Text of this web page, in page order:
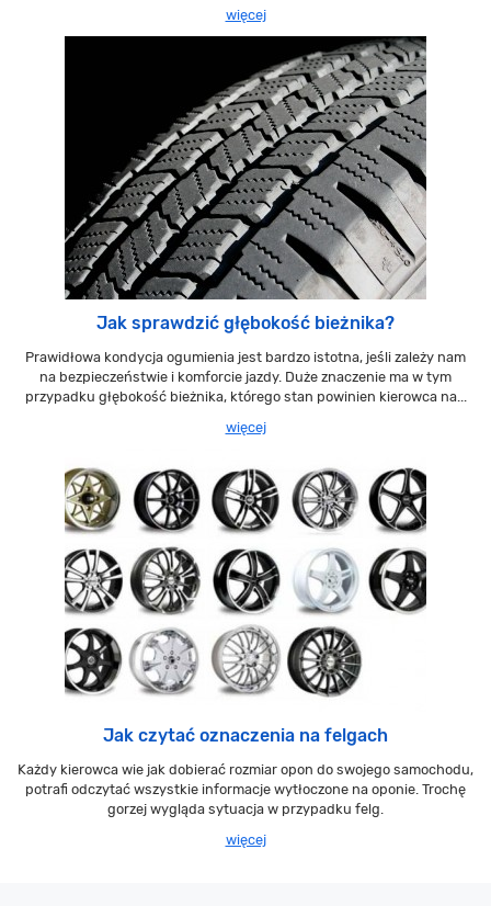
więcej
Jak sprawdzić głębokość bieżnika?
Prawidłowa kondycja ogumienia jest bardzo istotna, jeśli zależy nam
na bezpieczeństwie i komforcie jazdy. Duże znaczenie ma w tym
przypadku głębokość bieżnika, którego stan powinien kierowca na...
więcej
Jak czytać oznaczenia na felgach
Każdy kierowca wie jak dobierać rozmiar opon do swojego samochodu,
potrafi odczytać wszystkie informacje wytłoczone na oponie. Trochę
gorzej wygląda sytuacja w przypadku felg.
więcej